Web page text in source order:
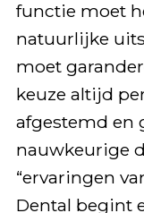
functie moet
natuurlijke
moet
keuze altijd
afgestemd en
nauwkeurige
“ervaringen
Dental begint